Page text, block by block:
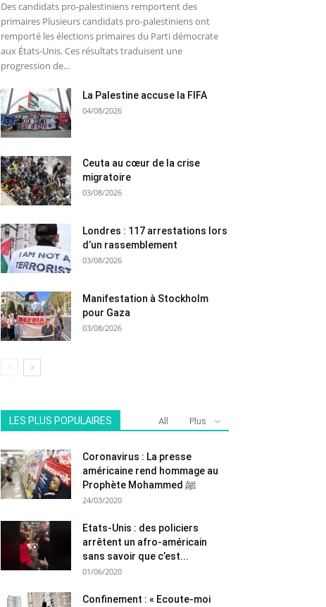
Des candidats pro-palestiniens remportent des
primaires Plusieurs candidats pro-palestiniens ont
remporté les élections primaires du Parti démocrate
aux États-Unis. Ces résultats traduisent une
progression de...
La Palestine accuse la FIFA
04/08/2026
Ceuta au cœur de la crise
migratoire
03/08/2026
Londres : 117 arrestations lors
d’un rassemblement
03/08/2026
Manifestation à Stockholm
pour Gaza
03/08/2026
LES PLUS POPULAIRES All Plus
Coronavirus : La presse
américaine rend hommage au
Prophète Mohammed ﷺ
24/03/2020
Etats-Unis : des policiers
arrêtent un afro-américain
sans savoir que c’est...
01/06/2020
Confinement : « Ecoute-moi